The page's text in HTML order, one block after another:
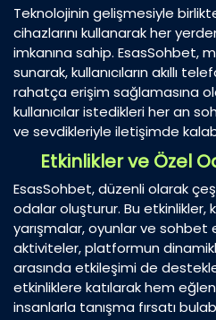
Teknolojinin gelişmesiyle
cihazlarını kullanarak her
imkanına sahip. EsasSohbet,
sunarak, kullanıcıların akıllı
rahatça erişim sağlamasına
kullanıcılar istedikleri her an
ve sevdikleriyle iletişimde
Etkinlikler ve Özel
EsasSohbet, düzenli olarak
odalar oluşturur. Bu etkinlikler,
yarışmalar, oyunlar ve sohbet
aktiviteler, platformun
arasında etkileşimi de
etkinliklere katılarak hem
insanlarla tanışma fırsatı